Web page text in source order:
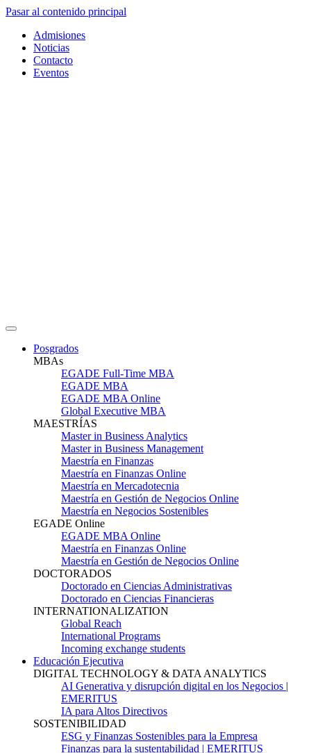
Pasar al contenido principal
Admisiones
Noticias
Contacto
Eventos
Posgrados
MBAs
EGADE Full-Time MBA
EGADE MBA
EGADE MBA Online
Global Executive MBA
MAESTRÍAS
Master in Business Analytics
Master in Business Management
Maestría en Finanzas
Maestría en Finanzas Online
Maestría en Mercadotecnia
Maestría en Gestión de Negocios Online
Maestría en Negocios Sostenibles
EGADE Online
EGADE MBA Online
Maestría en Finanzas Online
Maestría en Gestión de Negocios Online
DOCTORADOS
Doctorado en Ciencias Administrativas
Doctorado en Ciencias Financieras
INTERNATIONALIZATION
Global Reach
International Programs
Incoming exchange students
Educación Ejecutiva
DIGITAL TECHNOLOGY & DATA ANALYTICS
AI Generativa y disrupción digital en los Negocios |
EMERITUS
IA para Altos Directivos
SOSTENIBILIDAD
ESG y Finanzas Sostenibles para la Empresa
Finanzas para la sustentabilidad | EMERITUS